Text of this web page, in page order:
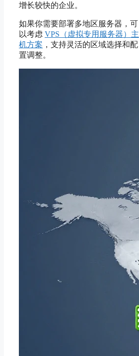
增长较快的企业。
如果你需要部署多地区服务器，可
以考虑 VPS（虚拟专用服务器）主
机方案 ，支持灵活的区域选择和配
置调整。